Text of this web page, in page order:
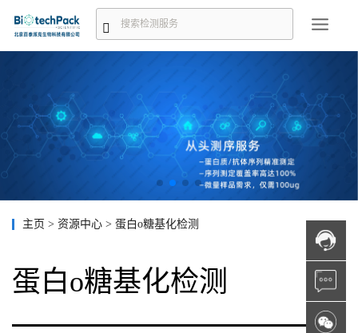
主页 > 资源中心 > 蛋白o糖基化检测
蛋白o糖基化检测